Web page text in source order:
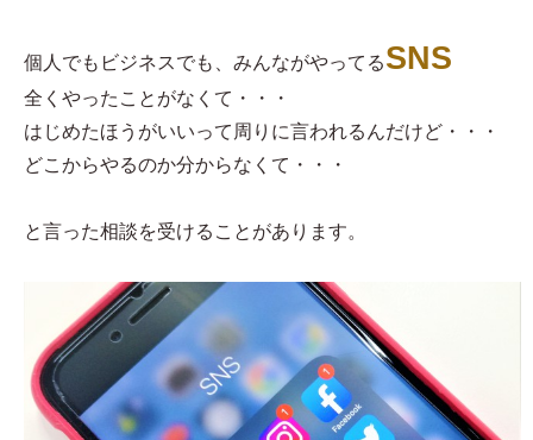
個人でもビジネスでも、みんながやってるSNS
全くやったことがなくて・・・
はじめたほうがいいって周りに言われるんだけど・・・
どこからやるのか分からなくて・・・
と言った相談を受けることがあります。